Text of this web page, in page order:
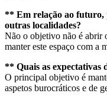
** Em relação ao futuro,
outras localidades?
Não o objetivo não é abrir
manter este espaço com a
** Quais as expectativas
O principal objetivo é
aspetos burocráticos e de